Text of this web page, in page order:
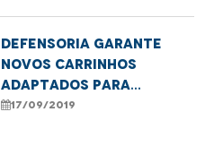
Defensoria garante
novos carrinhos
adaptados para
locomoção de pessoas
17/09/2019